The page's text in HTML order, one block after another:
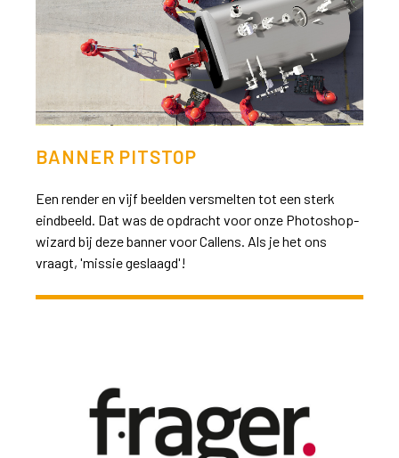
>>
BANNER PITSTOP
Een render en vijf beelden versmelten tot een sterk
eindbeeld. Dat was de opdracht voor onze Photoshop-
wizard bij deze banner voor Callens. Als je het ons
vraagt, 'missie geslaagd'!
>>